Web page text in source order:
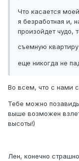
Что касается
я безработная и,
произойдет чудо,
съемную
еще никогда не
Во всем, что с нами
Тебе можно
выше возможен
высоты!)
Лен, конечно